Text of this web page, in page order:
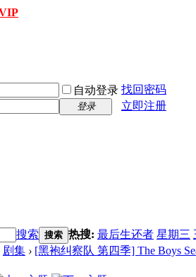
自动登录 找回密码
登录
立即注册
搜索 搜索 热搜: 最后生还者 星期三
剧集 › [黑袍纠察队 第四季] The Boys